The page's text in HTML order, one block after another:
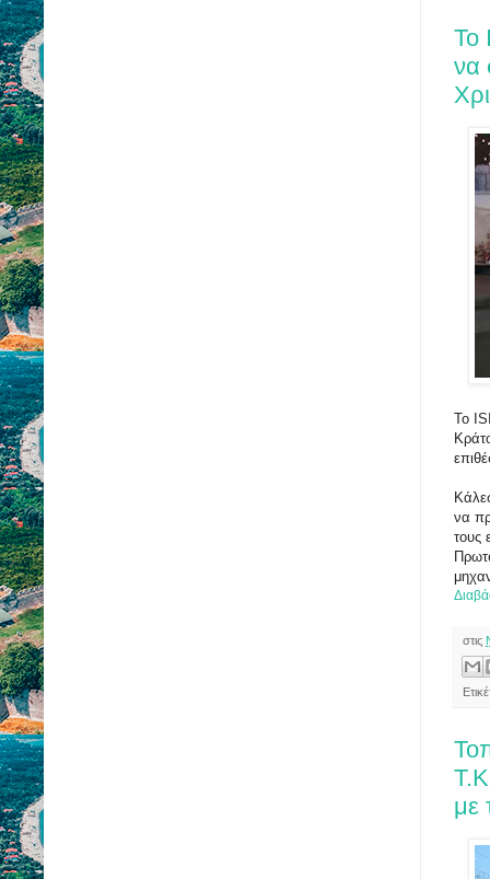
Το
να
Το
να
τους
στις
με